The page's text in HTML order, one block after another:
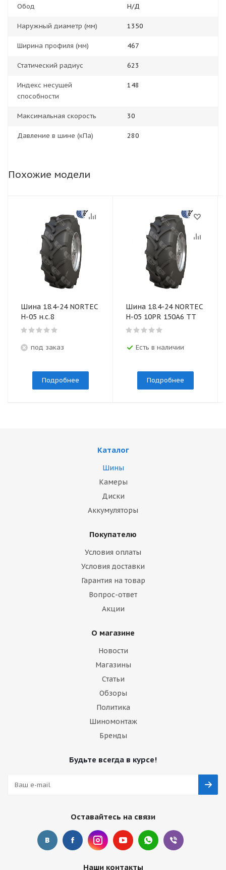
Обод Н/Д
Наружный диаметр (мм) 1350
Ширина профиля (мм) 467
Статический радиус 623
Индекс несущей
способности
148
Максимальная скорость 30
Давление в шине (кПа) 280
Похожие модели
Шина 18.4-24 NORTEC
Н-05 н.с.8
под заказ
Подробнее
Шина 18.4-24 NORTEC
H-05 10PR 150A6 TT
Есть в наличии
Подробнее
Каталог
Шины
Камеры
Диски
Аккумуляторы
Покупателю
Условия оплаты
Условия доставки
Гарантия на товар
Вопрос-ответ
Акции
О магазине
Новости
Магазины
Статьи
Обзоры
Политика
Шиномонтаж
Бренды
Будьте всегда в курсе!
Оставайтесь на связи
Наши контакты